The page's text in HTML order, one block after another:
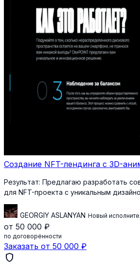
Создание NFT-лендинга с 3D-
Результат: Предлагаю разработать
для NFT-проекта с уникальным
GEORGIY ASLANYAN Новый
от 50 000 ₽
по договорённости
Заказать от 50 000 ₽
shield